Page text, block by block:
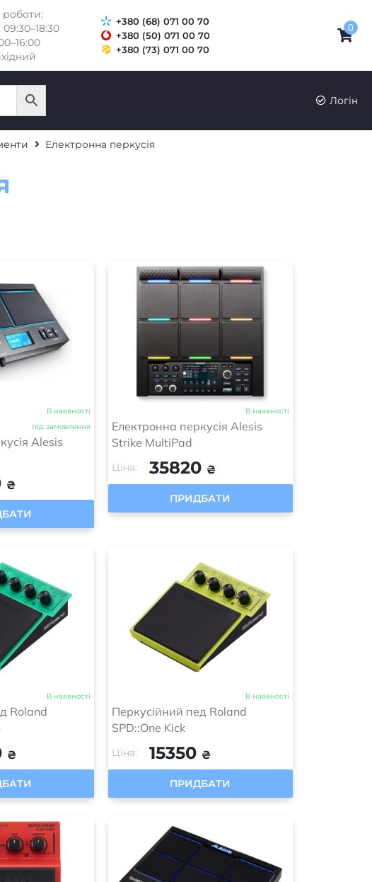
роботи:
09:30–18:30
+380 (68) 071 00 70
+380 (50) 071 00 70
+380 (73) 071 00 70
0
Логін
Електронна перкусія
В наявності
під замовлення
Alesis
₴
В наявності
Електронна перкусія Alesis
Strike MultiPad
Ціна: 35820 ₴
ПРИДБАТИ
В наявності
Roland
₴
В наявності
Перкусійний пед Roland
SPD::One Kick
Ціна: 15350 ₴
ПРИДБАТИ